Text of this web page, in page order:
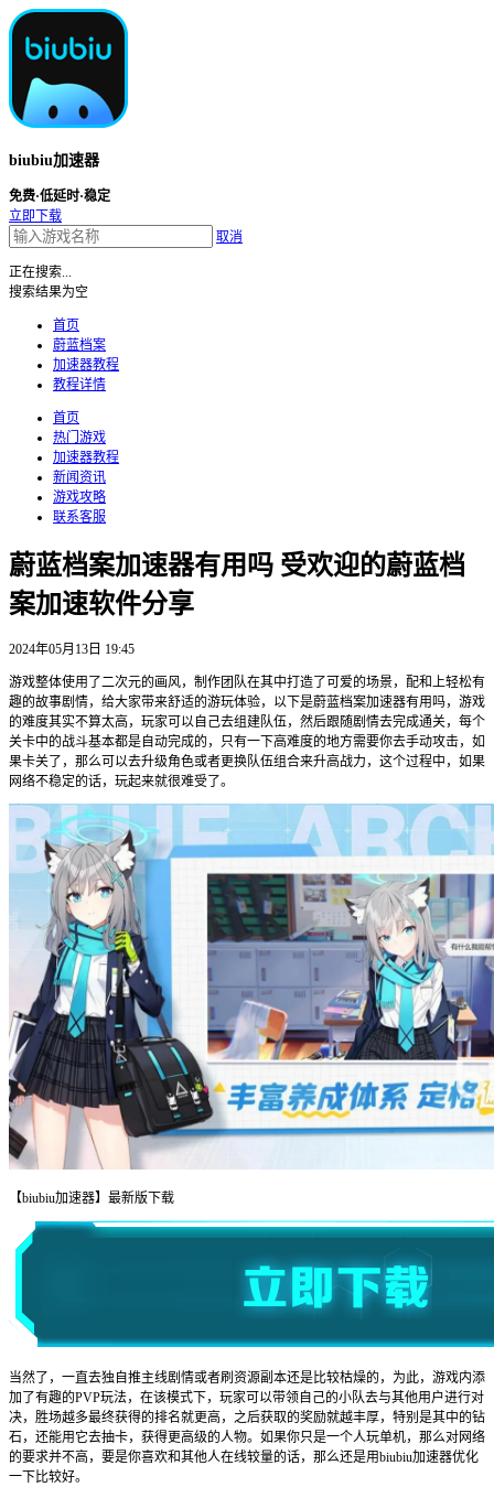
biubiu加速器
免费·低延时·稳定
立即下载
取消
正在搜索...
搜索结果为空
首页
蔚蓝档案
加速器教程
教程详情
首页
热门游戏
加速器教程
新闻资讯
游戏攻略
联系客服
蔚蓝档案加速器有用吗 受欢迎的蔚蓝档
案加速软件分享
2024年05月13日 19:45
游戏整体使用了二次元的画风，制作团队在其中打造了可爱的场景，配和上轻松有
趣的故事剧情，给大家带来舒适的游玩体验，以下是蔚蓝档案加速器有用吗，游戏
的难度其实不算太高，玩家可以自己去组建队伍，然后跟随剧情去完成通关，每个
关卡中的战斗基本都是自动完成的，只有一下高难度的地方需要你去手动攻击，如
果卡关了，那么可以去升级角色或者更换队伍组合来升高战力，这个过程中，如果
网络不稳定的话，玩起来就很难受了。
【biubiu加速器】最新版下载
当然了，一直去独自推主线剧情或者刷资源副本还是比较枯燥的，为此，游戏内添
加了有趣的PVP玩法，在该模式下，玩家可以带领自己的小队去与其他用户进行对
决，胜场越多最终获得的排名就更高，之后获取的奖励就越丰厚，特别是其中的钻
石，还能用它去抽卡，获得更高级的人物。如果你只是一个人玩单机，那么对网络
的要求并不高，要是你喜欢和其他人在线较量的话，那么还是用biubiu加速器优化
一下比较好。